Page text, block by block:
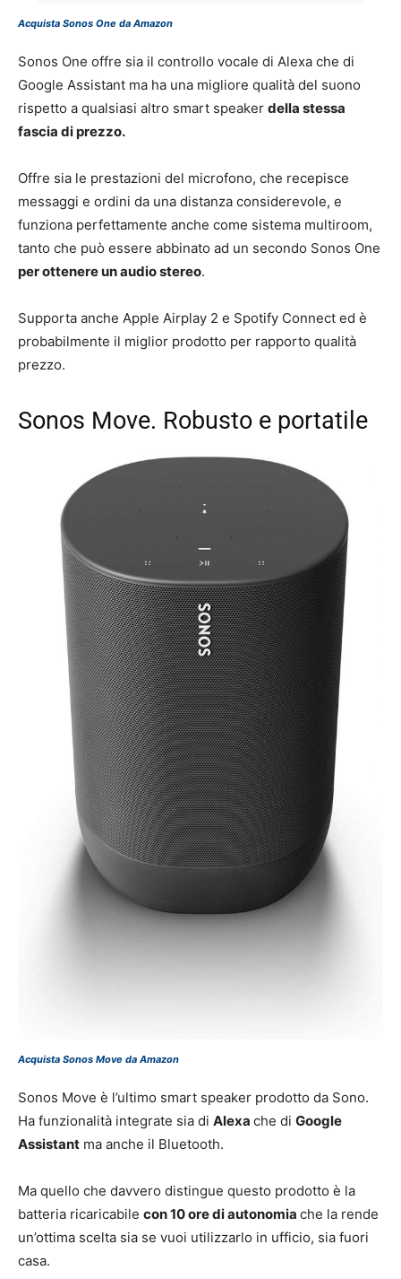
Acquista Sonos One da Amazon
Sonos One offre sia il controllo vocale di Alexa che di
Google Assistant ma ha una migliore qualità del suono
rispetto a qualsiasi altro smart speaker della stessa
fascia di prezzo.
Offre sia le prestazioni del microfono, che recepisce
messaggi e ordini da una distanza considerevole, e
funziona perfettamente anche come sistema multiroom,
tanto che può essere abbinato ad un secondo Sonos One
per ottenere un audio stereo.
Supporta anche Apple Airplay 2 e Spotify Connect ed è
probabilmente il miglior prodotto per rapporto qualità
prezzo.
Sonos Move. Robusto e portatile
Acquista Sonos Move da Amazon
Sonos Move è l’ultimo smart speaker prodotto da Sono.
Ha funzionalità integrate sia di Alexa che di Google
Assistant ma anche il Bluetooth.
Ma quello che davvero distingue questo prodotto è la
batteria ricaricabile con 10 ore di autonomia che la rende
un’ottima scelta sia se vuoi utilizzarlo in ufficio, sia fuori
casa.